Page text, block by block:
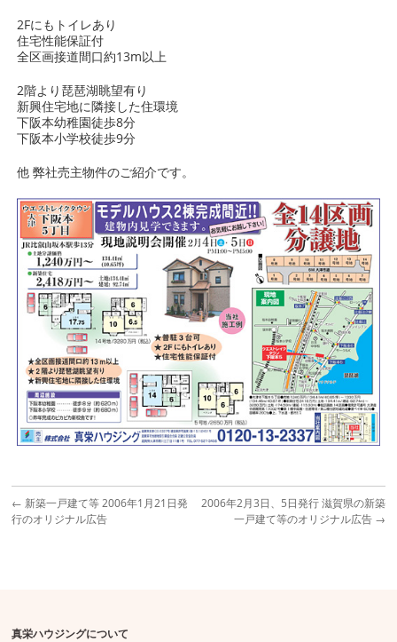
2Fにもトイレあり
住宅性能保証付
全区画接道間口約13m以上
2階より琵琶湖眺望有り
新興住宅地に隣接した住環境
下阪本幼稚園徒歩8分
下阪本小学校徒歩9分
他 弊社売主物件のご紹介です。
← 新築一戸建て等 2006年1月21日発
行のオリジナル広告
2006年2月3日、5日発行 滋賀県の新築
一戸建て等のオリジナル広告 →
真栄ハウジングについて